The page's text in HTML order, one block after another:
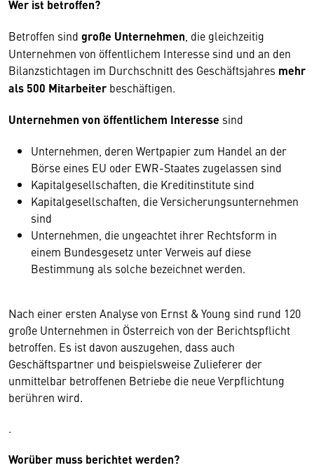
Wer ist betroffen?
Betroffen sind große Unternehmen , die gleichzeitig
Unternehmen von öffentlichem Interesse sind und an den
Bilanzstichtagen im Durchschnitt des Geschäftsjahres mehr
als 500 Mitarbeiter beschäftigen.
Unternehmen von öffentlichem Interesse sind
Unternehmen, deren Wertpapier zum Handel an der
Börse eines EU oder EWR-Staates zugelassen sind
Kapitalgesellschaften, die Kreditinstitute sind
Kapitalgesellschaften, die Versicherungsunternehmen
sind
Unternehmen, die ungeachtet ihrer Rechtsform in
einem Bundesgesetz unter Verweis auf diese
Bestimmung als solche bezeichnet werden.
Nach einer ersten Analyse von Ernst & Young sind rund 120
große Unternehmen in Österreich von der Berichtspflicht
betroffen. Es ist davon auszugehen, dass auch
Geschäftspartner und beispielsweise Zulieferer der
unmittelbar betroffenen Betriebe die neue Verpflichtung
berühren wird.
.
Worüber muss berichtet werden?